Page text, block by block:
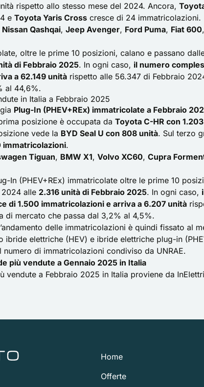
rispetto allo stesso mese del 2024. Ancora,
e Toyota Yaris Cross cresce di 24 immatricolazioni.
Nissan Qashqai, Jeep Avenger, Ford Puma, Fiat 600,
oltre le prime 10 posizioni, calano e passano
di Febbraio 2025. In ogni caso, il numero
a 62.149 unità rispetto alle 56.347 di Febbraio
al 44,6%.
in Italia a Febbraio 2025
Plug-In (PHEV+REx) immatricolate a Febbraio
posizione è occupata da Toyota C-HR con
vede la BYD Seal U con 808 unità. Sul terzo
immatricolazioni.
Tiguan, BMW X1, Volvo XC60, Cupra
In (PHEV+REx) immatricolate oltre le prime 10
alle 2.316 unità di Febbraio 2025. In ogni caso,
di 1.500 immatricolazioni e arriva a 6.207 unità
di mercato che passa dal 3,2% al 4,5%.
delle immatricolazioni è quindi fissato al
ibride elettriche (HEV) e ibride elettriche plug-in
di immatricolazioni condiviso da UNRAE.
più vendute a Gennaio 2025 in Italia
vendute a Febbraio 2025 in Italia proviene da
Home
Offerte